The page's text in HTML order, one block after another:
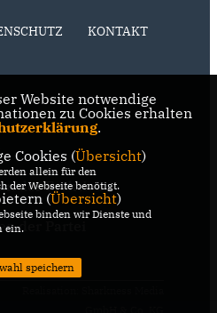
KONTAKT
der Fraktion
der Partei
Website notwendige
zu Cookies erhalten
.
Cookies (Übersicht)
allein für den
der Webseite benötigt.
(Übersicht)
binden wir Dienste und
ein.
speichern